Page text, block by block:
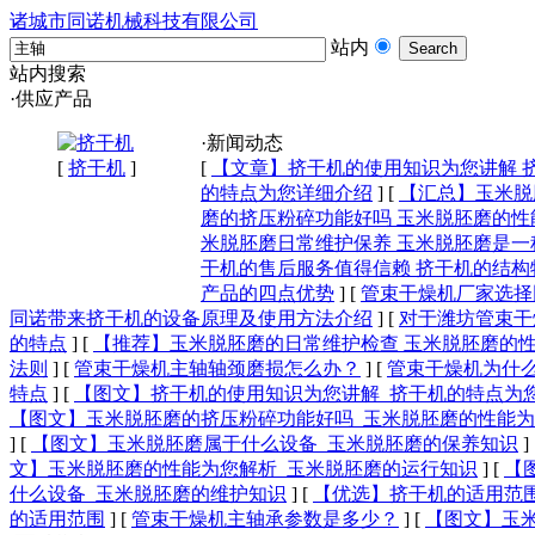
诸城市同诺机械科技有限公司
站内
站内搜索
·供应产品
[ 挤干机 ]
·新闻动态
[
【文章】挤干机的使用知识为您讲解
的特点为您详细介绍 ] [
【汇总】玉米
磨的挤压粉碎功能好吗 玉米脱胚磨的
米脱胚磨日常维护保养 玉米脱胚磨是
干机的售后服务值得信赖 挤干机的结
产品的四点优势 ] [ 管束干燥机厂家选
同诺带来挤干机的设备原理及使用方法介绍 ] [ 对于潍坊管束
的特点 ] [
【推荐】玉米脱胚磨的日常维护检查 玉米脱胚磨的
法则 ] [ 管束干燥机主轴轴颈磨损怎么办？ ] [ 管束干燥机为什
特点 ] [
【图文】挤干机的使用知识为您讲解_挤干机的特点为
【图文】玉米脱胚磨的挤压粉碎功能好吗_玉米脱胚磨的性能
] [ 【图文】玉米脱胚磨属于什么设备_玉米脱胚磨的保养知识 ]
文】玉米脱胚磨的性能为您解析_玉米脱胚磨的运行知识 ] [
什么设备_玉米脱胚磨的维护知识 ] [
【优选】挤干机的适用
的适用范围 ] [ 管束干燥机主轴承参数是多少？​ ] [
【图文】玉